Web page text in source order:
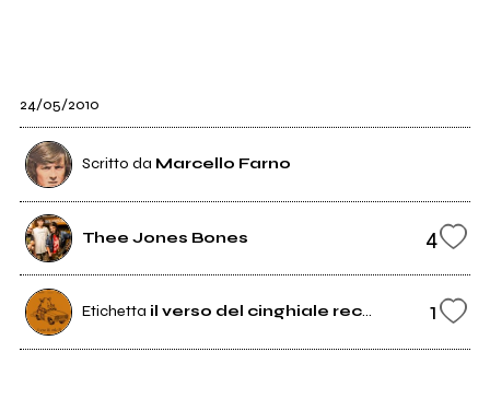
24/05/2010
Scritto da Marcello Farno
Thee Jones Bones 4
Etichetta il verso del cinghiale records 1